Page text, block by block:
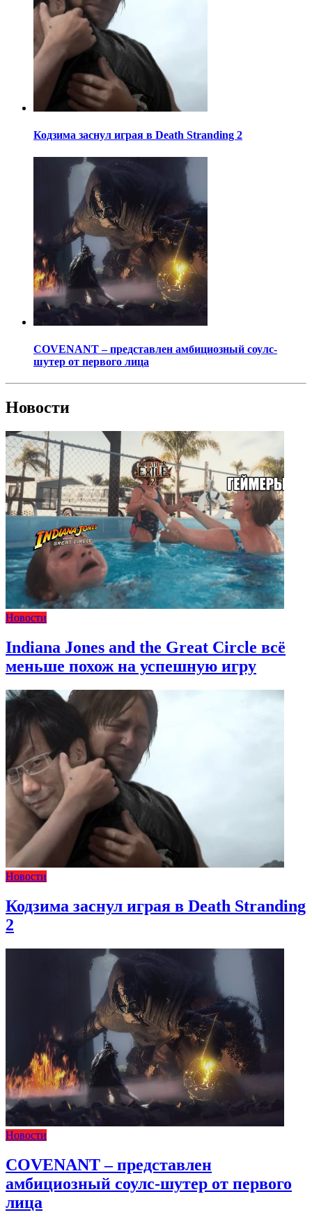
Кодзима заснул играя в Death Stranding 2
COVENANT – представлен амбициозный соулс-
шутер от первого лица
Новости
Новости
Indiana Jones and the Great Circle всё
меньше похож на успешную игру
Новости
Кодзима заснул играя в Death Stranding
2
Новости
COVENANT – представлен
амбициозный соулс-шутер от первого
лица